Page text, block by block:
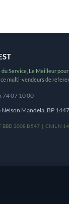
Service, Le Meilleur pour
multi-vendeurs de
74 07 10 00
Nelson Mandela, BP
BBD 2008 B 547 | CNIL N